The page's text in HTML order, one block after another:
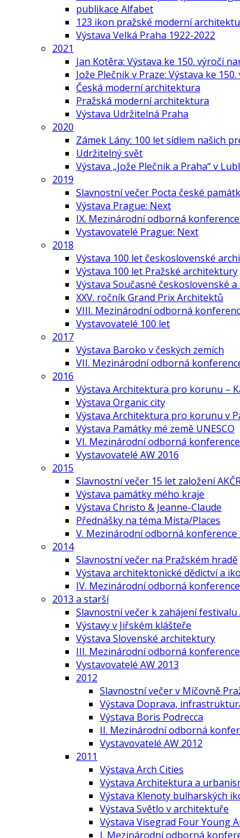
publikace Alfabet
123 ikon pražské moderní
Výstava Velká Praha 1922-2022
2021
Jan Kotěra: Výstava ke 150. výročí
Jože Plečnik v Praze: Výstava ke
Česká moderní architektura
Pražská moderní architektura
Výstava Udržitelná Praha
2020
Zámek Lány: 100 let sídlem našich
Udržitelný svět
Výstava „Jože Plečnik a Praha“ v
2019
Slavnostní večer Pocta české
Výstava Prague: Next
IX. Mezinárodní odborná
Vystavovatelé Prague: Next
2018
Výstava 100 let československé
Výstava 100 let Pražské architektury
Výstava Současné československé
XXV. ročník Grand Prix Architektů
VIII. Mezinárodní odborná
Vystavovatelé 100 let
2017
Výstava Baroko v českých zemích
VII. Mezinárodní odborná
2016
Výstava Architektura pro korunu –
Výstava Organic city
Výstava Architektura pro korunu v
Výstava Památky mé země UNESCO
VI. Mezinárodní odborná
Vystavovatelé AW 2016
2015
Slavnostní večer 15 let založení
Výstava památky mého kraje
Výstava Christo & Jeanne-Claude
Přednášky na téma Místa/Places
V. Mezinárodní odborná
2014
Slavnostní večer na Pražském hradě
Výstava architektonické dědictví a
IV. Mezinárodní odborná
2013 a starší
Slavnostní večer k zahájení
Výstavy v Jiřském klášteře
Výstava Slovenské architektury
III. Mezinárodní odborná
Vystavovatelé AW 2013
2012
Slavnostní večer v Míčovně
Výstava Doprava,
Výstava Boris Podrecca
II. Mezinárodní odborná
Vystavovatelé AW 2012
2011
Výstava Arch Cities
Výstava Architektura a
Výstava Klenoty bulharských
Výstava Světlo v architektuře
Výstava Visegrad Four Young
I. Mezinárodní odborná